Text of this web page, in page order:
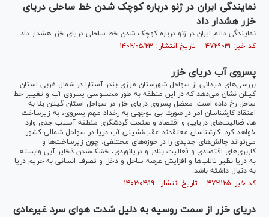
نمایندگی ایران در ژنو درباره کوچک شدن خط ساحلی دریای
خزر هشدار داد
نمایندگی دائم ایران در ژنو درباره کوچک شدن خط ساحلی دریای خزر هشدار داد.
کد خبر: ۴۷۲۹۰۳۱ تاریخ انتشار : ۱۴۰۲/۰۵/۲۳
پسروی آب دریای خزر
بررسی‌های میدانی از سواحل شهرستان مرزی بندر آستارا در شمال غربی استان
گیلان نشان می‌دهد که در این منطقه به طور محسوسی پسروی آب و تغییر خط
ساحل رخ داده است. معضل پسروی دریای خزر در سواحل استان گیلان بنا به
اعتقاد کارشناسان امر در صورت بی توجهی به رخداد مهم پسروی، به زیرساخت
ها، فعالیت‌های دریایی و اقتصاد و صنعت گردشگری منطقه آسیب جدی وارد
خواهد کرد. کارشناسان معتقدند عقب‌نشینی آب دریا در سواحل شمالی کشور
می‌تواند چالش‌های جدیدی را در حوزه‌های مختلفی، چون زیرساخت‌ها و
کاربری‌های اقتصادی و فعالیت بنادر و دریانوردی، خشک‌شدن ذخایر آبی وابسته
به دریا نظیر تالاب‌ها و افزایش عرصه ساحل و دخل و تصرف انسانی به حریم دریا
به دنبال داشته باشد.
کد خبر: ۴۷۲۱۱۲۵ تاریخ انتشار : ۱۴۰۲/۰۴/۱۹
دریای خزر از سمت روسیه به دلیل شدت هوای سرد غیرعادی